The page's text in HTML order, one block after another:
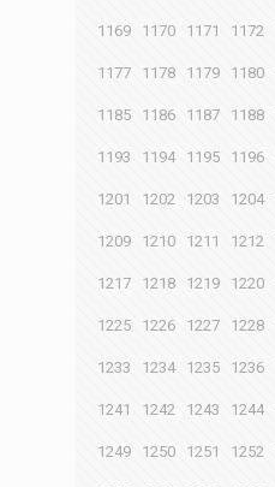
1169 1170 1171 1172
1177 1178 1179 1180
1185 1186 1187 1188
1193 1194 1195 1196
1201 1202 1203 1204
1209 1210 1211 1212
1217 1218 1219 1220
1225 1226 1227 1228
1233 1234 1235 1236
1241 1242 1243 1244
1249 1250 1251 1252